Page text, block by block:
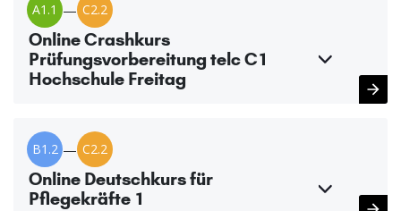
A1.1 — C2.2
Online Crashkurs
Prüfungsvorbereitung telc C1
Hochschule Freitag
B1.2 — C2.2
Online Deutschkurs für
Pflegekräfte 1